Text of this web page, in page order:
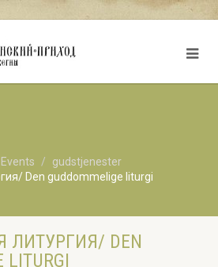
Events
gudstjenester
Den guddommelige liturgi
ЛИТУРГИЯ/ DEN
LITURGI